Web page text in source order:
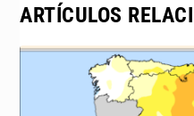
ARTÍCULOS